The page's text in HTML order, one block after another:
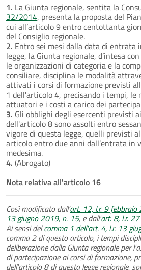
1. La Giunta regionale, sentita la
32/2014, presenta la proposta del
cui all’articolo 9 entro centottanta
del Consiglio regionale.
2. Entro sei mesi dalla data di entrata
legge, la Giunta regionale, d’intesa
le organizzazioni di categoria e la
consiliare, disciplina le modalità
attivati i corsi di formazione previsti
1 dell'articolo 4, precisando i tempi, le
attuatori e i costi a carico dei
3. Gli obblighi degli esercenti previsti
dell'articolo 8 sono assolti entro
vigore di questa legge, quelli previsti
articolo entro due anni dall’entrata in
medesima.
4. (Abrogato)
Nota relativa all'articolo 16
Così modificato dall'art. 12, l.r. 9 febbraio
13 giugno 2019, n. 15, e dall'art. 8, l.r.
Ai sensi delcomma 1 dell'art. 4, l.r. 13
comma 2 di questo articolo, i tempi
deliberazione dalla Giunta regionale per
di partecipazione ai corsi di formazione,
dell'articolo 8 di questa legge regionale,